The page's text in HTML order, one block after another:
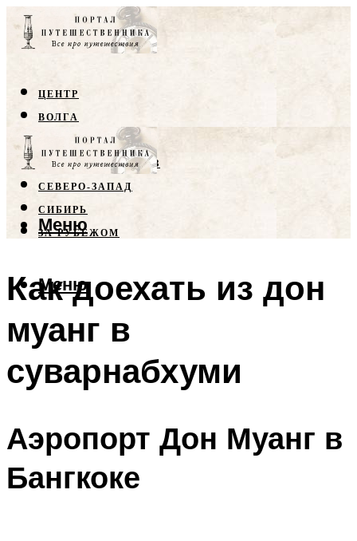
ЦЕНТР
ВОЛГА
КРЫМ
СЕВЕРНЫЙ КАВКАЗ
СЕВЕРО-ЗАПАД
СИБИРЬ
ЗА РУБЕЖОМ
Меню
Меню
Как доехать из дон
муанг в
суварнабхуми
Аэропорт Дон Муанг в
Бангкоке